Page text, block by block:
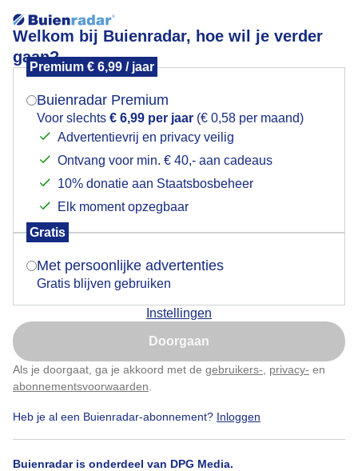
Welkom bij Buienradar, hoe wil je verder
gaan?
Premium € 6,99 / jaar
Buienradar Premium
Voor slechts € 6,99 per jaar (€ 0,58 per maand)
Advertentievrij en privacy veilig
Ontvang voor min. € 40,- aan cadeaus
10% donatie aan Staatsbosbeheer
Elk moment opzegbaar
Gratis
Met persoonlijke advertenties
Gratis blijven gebruiken
Instellingen
Doorgaan
Als je doorgaat, ga je akkoord met de gebruikers- privacy- en
abonnementsvoorwaarden
Heb je al een Buienradar-abonnement? Inloggen
Buienradar is onderdeel van DPG Media.
Laatste zonnestralen van vandaag
Door: Marjon Adamidis - van Geldorp
Gemaakt: 09-11-2025, 27x bekeken
Zon Zonsondergang
Mogen we je locatie gebruiken voor het
Indien je hier nog geen akkoord op hebt gegeven,
verschijnt er zo een pop-up uit je browser waarin
Is goed, toon de popup
Nu niet, misschien later
Klik hierom dit aan te passen